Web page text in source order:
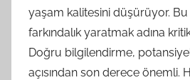
yaşam kalitesini düşürüyor.
farkındalık yaratmak adına
Doğru bilgilendirme,
açısından son derece önemli.